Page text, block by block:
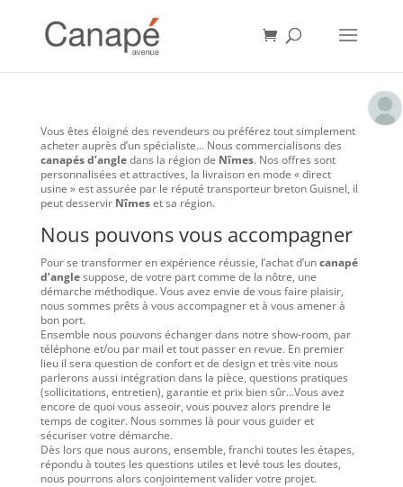
Vous êtes éloigné des revendeurs ou préférez tout simplement
acheter auprès d’un spécialiste… Nous commercialisons des
canapés d’angledans la région de Nîmes. Nos offres sont
personnalisées et attractives, la livraison en mode « direct
usine » est assurée par le réputé transporteur breton Guisnel, il
peut desservir Nîmeset sa région.
Nous pouvons vous accompagner
Pour se transformer en expérience réussie, l’achat d’uncanapé
d’anglesuppose, de votre part comme de la nôtre, une
démarche méthodique. Vous avez envie de vous faire plaisir,
nous sommes prêts à vous accompagner et à vous amener à
bon port.
Ensemble nous pouvons échanger dans notre show-room, par
téléphone et/ou par mail et tout passer en revue. En premier
lieu il sera question de confort et de design et très vite nous
parlerons aussi intégration dans la pièce, questions pratiques
(sollicitations, entretien), garantie et prix bien sûr…Vous avez
encore de quoi vous asseoir, vous pouvez alors prendre le
temps de cogiter. Nous sommes là pour vous guider et
sécuriser votre démarche.
Dès lors que nous aurons, ensemble, franchi toutes les étapes,
répondu à toutes les questions utiles et levé tous les doutes,
nous pourrons alors conjointement valider votre projet.